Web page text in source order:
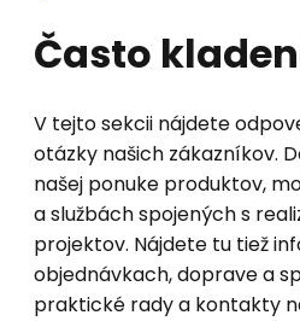
Často
V tejto sekcii nájdete
otázky našich zákazníkov.
našej ponuke produktov,
a službách spojených s
projektov. Nájdete tu tiež
objednávkach, doprave a
praktické rady a kontakty